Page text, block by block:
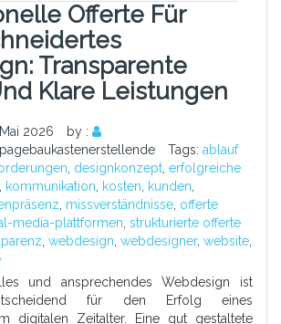
Offerte Für
Transparente
Klare Leistungen
2026
by :
Tags: ablauf
, designkonzept, erfolgreiche
, kommunikation, kosten, kunden,
, missverständnisse, offerte
media-plattformen, strukturierte offerte
, webdesign, webdesigner, website,
und ansprechendes Webdesign ist
für den Erfolg eines
digitalen Zeitalter. Eine gut gestaltete